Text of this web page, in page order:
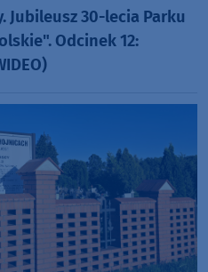
Jubileusz 30-lecia Parku
Odcinek 12: